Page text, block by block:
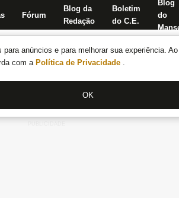
para anúncios e para melhorar sua experiência.
com a Política de Privacidade .
OK
Fórum
Blog da
Redação
Boletim
do C.E.
Blog
do